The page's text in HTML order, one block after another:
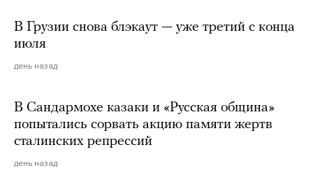
В Грузии снова блэкаут — уже третий с конца
июля
день назад
В Сандармохе казаки и «Русская община»
попытались сорвать акцию памяти жертв
сталинских репрессий
день назад